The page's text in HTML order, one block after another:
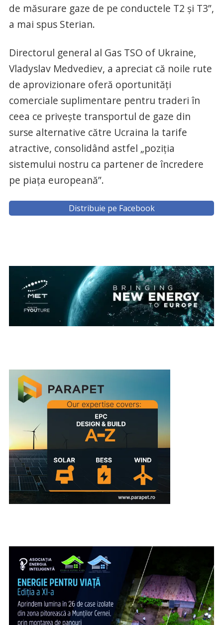
de măsurare gaze de pe conductele T2 şi T3”,
a mai spus Sterian.
Directorul general al Gas TSO of Ukraine,
Vladyslav Medvediev, a apreciat că noile rute
de aprovizionare oferă oportunităţi
comerciale suplimentare pentru traderi în
ceea ce priveşte transportul de gaze din
surse alternative către Ucraina la tarife
atractive, consolidând astfel „poziţia
sistemului nostru ca partener de încredere
pe piaţa europeană”.
Distribuie pe Facebook